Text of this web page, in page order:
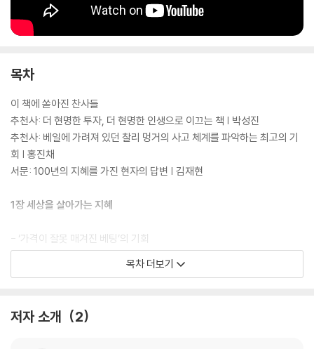
목차
이 책에 쏟아진 찬사들
추천사: 더 현명한 투자, 더 현명한 인생으로 이끄는 책 | 박성진
추천사: 베일에 가려져 있던 찰리 멍거의 사고 체계를 파악하는 최고의 기
회 | 홍진채
서문: 100년의 지혜를 가진 현자의 답변 | 김재현
1장 세상을 살아가는 지혜
- ‘가격이 잘못 매겨진 베팅’의 기회
3조 부자인 ‘가난한 찰리’의 투자 철학
경마와 주식 투자의 공통점, ‘패리 뮤추얼’
[멍거의 연설] 세상을 살아가는 기본 지혜
목차 더보기
저자 소개 2